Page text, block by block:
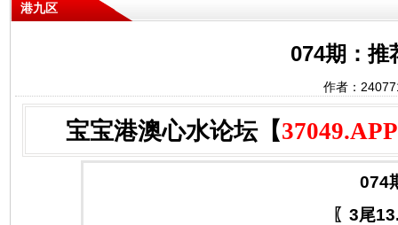
港九区
074期：
作者：
宝宝港澳心水论坛【37049.APP
074
〖3尾